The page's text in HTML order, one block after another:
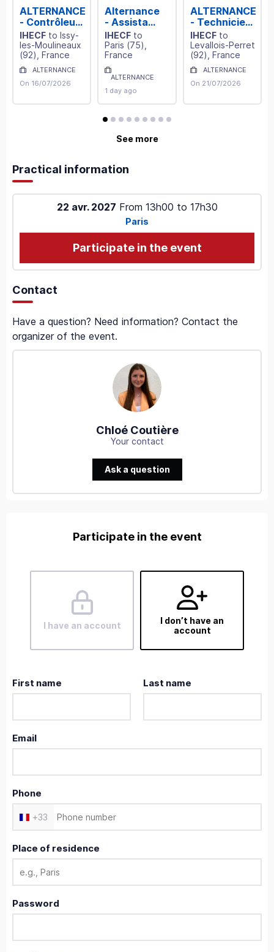
ALTERNANCE
- Contrôleur
Financier
(H/F)
IHECF to Issy-
les-Moulineaux
(92), France
ALTERNANCE
On 16/07/2026
Alternance
- Assistant
comptable
IHECF to
Paris (75),
France
ALTERNANCE
1 day ago
ALTERNANCE
- Technicien
de
Production
Comptable
(H/F)
IHECF to
Levallois-Perret
(92), France
ALTERNANCE
On 21/07/2026
avisavisavisavisavisavisavisavisavis
See more
Practical information
22 avr. 2027 From 13h00 to 17h30
Paris
Participate in the event
Contact
Have a question? Need information? Contact the
organizer of the event.
Chloé Coutière
Your contact
Ask a question
Participate in the event
I have an account
I don’t have an
account
First name Last name
Email
Phone
+33
Place of residence
Password